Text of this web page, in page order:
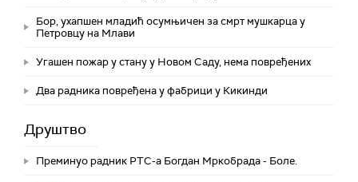
Бор, ухапшен младић осумњичен за смрт мушкарца у
Петровцу на Млави
Угашен пожар у стану у Новом Саду, нема повређених
Два радника повређена у фабрици у Кикинди
Друштво
Преминуо радник РТС-а Богдан Мркобрада - Боле.